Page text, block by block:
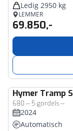
Ledig 2950 kg
LEMMER
69.850,-
Hymer Tramp S
680 -- 5 gordels --
2024
Automatisch